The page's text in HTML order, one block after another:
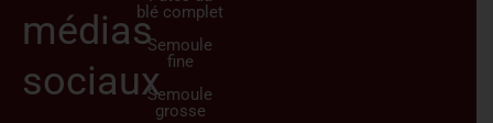
médias
sociaux
blé complet
Semoule
fine
Semoule
grosse